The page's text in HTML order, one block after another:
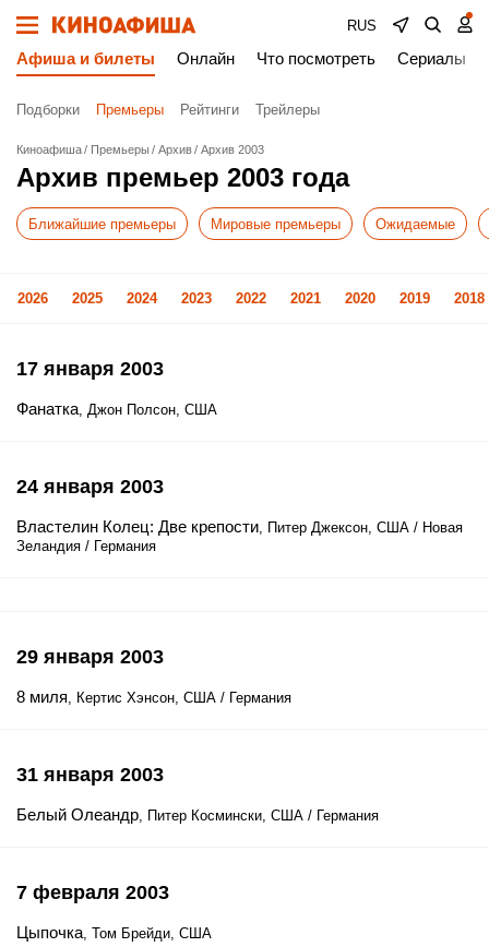
RUS
Афиша и билеты Онлайн Что посмотреть Сериалы
Подборки Премьеры Рейтинги Трейлеры
Киноафиша Премьеры Архив Архив 2003
Архив премьер 2003 года
Ближайшие премьеры Мировые премьеры Ожидаемые
2026 2025 2024 2023 2022 2021 2020 2019 2018
17 января 2003
Фанатка, Джон Полсон, США
24 января 2003
Властелин Колец: Две крепости, Питер Джексон, США / Новая
Зеландия / Германия
29 января 2003
8 миля, Кертис Хэнсон, США / Германия
31 января 2003
Белый Олеандр, Питер Космински, США / Германия
7 февраля 2003
Цыпочка, Том Брейди, США